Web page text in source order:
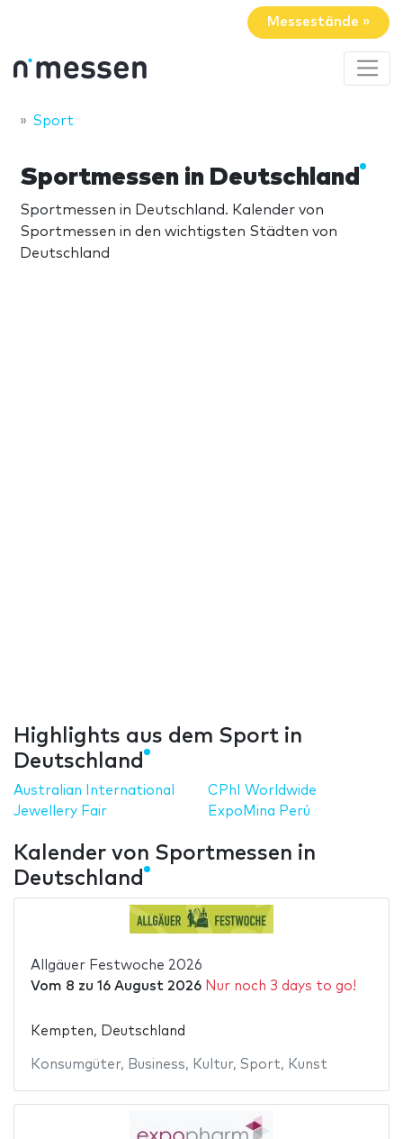
Messestände »
Sport
Sportmessen in Deutschland
Sportmessen in Deutschland. Kalender von
Sportmessen in den wichtigsten Städten von
Deutschland
Highlights aus dem Sport in
Deutschland
Australian International
Jewellery Fair
CPhI Worldwide
ExpoMina Perú
Kalender von Sportmessen in
Deutschland
Allgäuer Festwoche 2026
Vom 8 zu 16 August 2026 Nur noch 3 days to go!
Kempten, Deutschland
Konsumgüter, Business, Kultur, Sport, Kunst